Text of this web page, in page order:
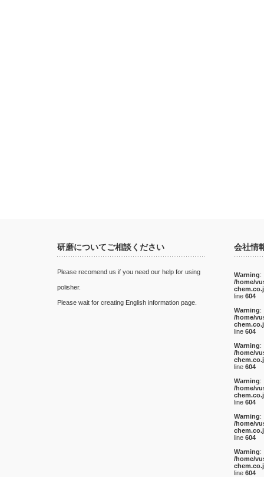
研磨についてご相談ください
Please recomend us if you need our help for using
polisher.
Please wait for creating English information page.
会社情
Warning:
/home/
line 604
Warning:
/home/
line 604
Warning:
/home/
line 604
Warning:
/home/
line 604
Warning:
/home/
line 604
Warning:
/home/
line 604